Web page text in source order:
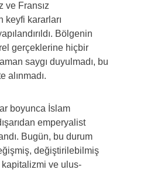
ve Fransız
keyfi kararları
Bölgenin
gerçeklerine hiçbir
saygı duyulmadı, bu
alınmadı.
boyunca İslam
emperyalist
Bugün, bu durum
değiştirilebilmiş
ve ulus-